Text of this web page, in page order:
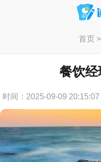
首页>
餐饮
时间：2025-09-09 20:15:07